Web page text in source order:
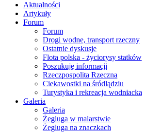
Aktualności
Artykuły
Forum
Forum
Drogi wodne, transport rzeczny
Ostatnie dyskusje
Flota polska - życiorysy statków
Poszukuję informacji
Rzeczpospolita Rzeczna
Ciekawostki na śródlądziu
Turystyka i rekreacja wodniacka
Galeria
Galeria
Żegluga w malarstwie
Żegluga na znaczkach